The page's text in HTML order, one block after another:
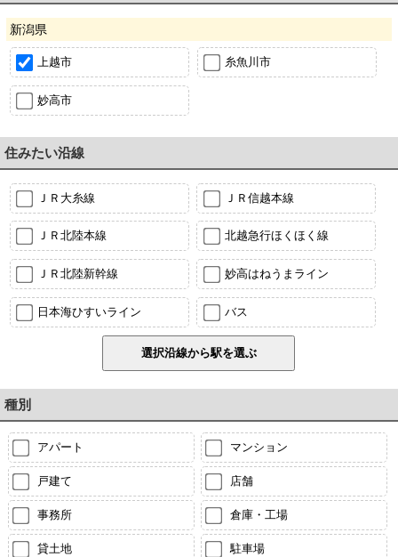
新潟県
上越市 糸魚川市
妙高市
住みたい沿線
ＪＲ大糸線 ＪＲ信越本線
ＪＲ北陸本線 北越急行ほくほく線
ＪＲ北陸新幹線 妙高はねうまライン
日本海ひすいライン バス
種別
アパート マンション
戸建て 店舗
事務所 倉庫・工場
貸土地 駐車場